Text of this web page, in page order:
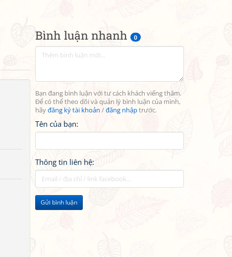
Bình luận nhanh 0
Bạn đang bình luận với tư cách khách viếng thăm.
Để có thể theo dõi và quản lý bình luận của mình,
hãyđăng ký tài khoản /đăng nhậptrước.
Tên của bạn:
Thông tin liên hệ:
Gửi bình luận